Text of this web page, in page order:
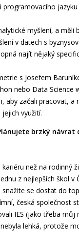
jazyku
myšlení, a měli
v datech s
najít nějaký
s Josefem
nebo Data Science
aby začali pracovat, a
využití.
brzký návrat
než na rodinný
z nejlepších škol
se dostat do
česká společnost
IES (jako třeba můj
lehká, protože